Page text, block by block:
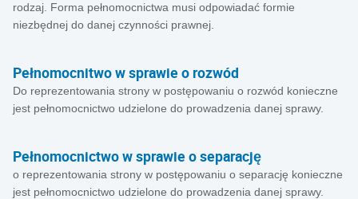
rodzaj. Forma pełnomocnictwa musi odpowiadać formie
niezbędnej do danej czynności prawnej.
Pełnomocnitwo w sprawie o rozwód
Do reprezentowania strony w postępowaniu o rozwód konieczne
jest pełnomocnictwo udzielone do prowadzenia danej sprawy.
Pełnomocnictwo w sprawie o separację
o reprezentowania strony w postępowaniu o separację konieczne
jest pełnomocnictwo udzielone do prowadzenia danej sprawy.